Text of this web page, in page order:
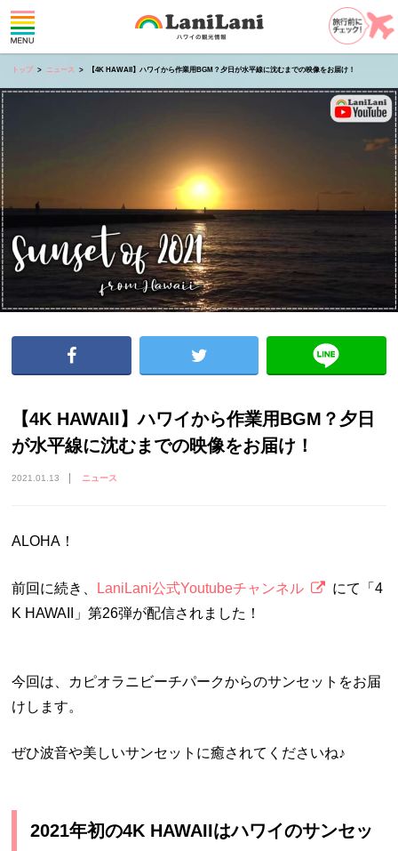
トップ ニュース 【4K HAWAII】ハワイから作業用BGM？夕日が水平線に沈むまでの映像をお届け！
【4K HAWAII】ハワイから作業用BGM？夕日
が水平線に沈むまでの映像をお届け！
2021.01.13 ニュース
ALOHA！
前回に続き、 LaniLani公式Youtubeチャンネル
にて「4
K HAWAII」第26弾が配信されました！
今回は、カピオラニビーチパークからのサンセットをお届
けします。
ぜひ波音や美しいサンセットに癒されてくださいね♪
2021年初の4K HAWAIIはハワイのサンセッ